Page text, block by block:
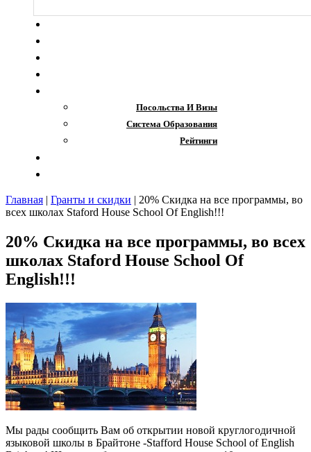
Посольства И Визы
Система Образования
Рейтинги
Главная | Гранты и скидки | 20% Скидка на все программы, во
всех школах Staford House School Of English!!!
20% Скидка на все программы, во всех
школах Staford House School Of
English!!!
Мы рады сообщить Вам об открытии новой круглогодичной
языковой школы в Брайтоне -Stafford House School of English